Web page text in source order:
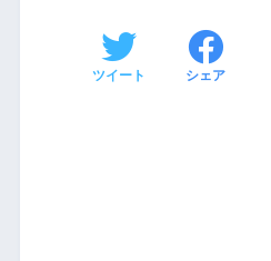
ツイート シェア